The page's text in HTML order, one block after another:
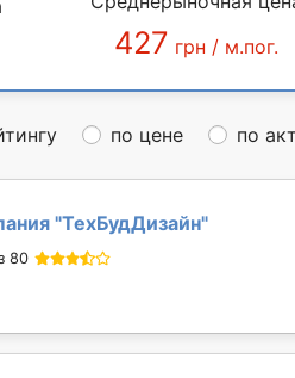
427 грн / м.пог.
по цене по
"ТехБудДизайн"
80